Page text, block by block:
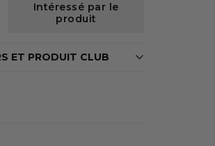
Intéressé par le
produit
ET PRODUIT CLUB